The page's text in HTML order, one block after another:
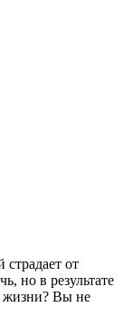
от
но в результате
жизни? Вы не